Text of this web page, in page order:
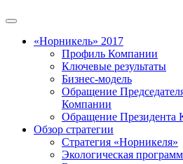
«Норникель» 2017
Профиль Компании
Ключевые результаты
Бизнес-модель
Обращение
Компании
Обращение Президента
Обзор стратегии
Стратегия «Норникеля»
Экологическая